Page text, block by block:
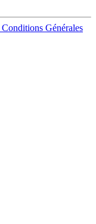
Conditions Générales